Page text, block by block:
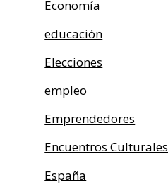
Economía
educación
Elecciones
empleo
Emprendedores
Encuentros Culturales
España